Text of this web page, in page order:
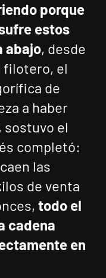
porque
estos
abajo, desde
filotero, el
de
a haber
sostuvo el
completó:
las
de venta
todo el
cadena
en